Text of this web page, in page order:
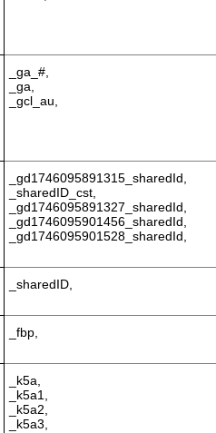
_ga_#,
_ga,
_gcl_au,
_gd1746095891315_sharedId,
_sharedID_cst,
_gd1746095891327_sharedId,
_gd1746095901456_sharedId,
_gd1746095901528_sharedId,
_sharedID,
_fbp,
_k5a,
_k5a1,
_k5a2,
_k5a3,